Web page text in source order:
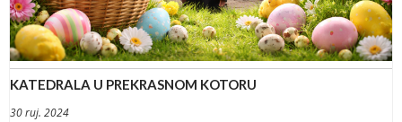
KATEDRALA U PREKRASNOM KOTORU
30 ruj. 2024